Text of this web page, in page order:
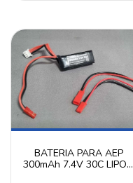
BATERIA PARA AEP
300mAh 7.4V 30C LIPO -